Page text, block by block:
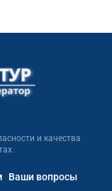
и качества
Ваши вопросы